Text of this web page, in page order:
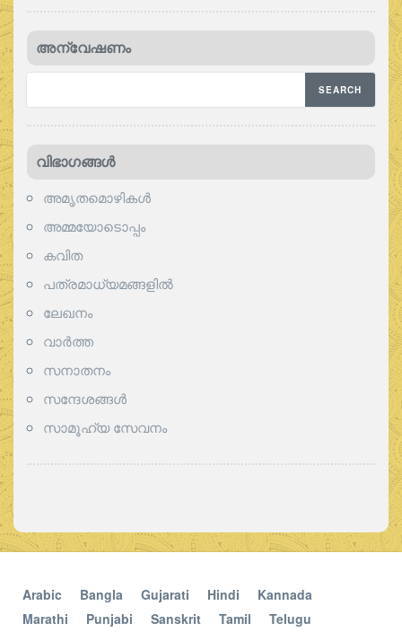
അന്വേഷണം
വിഭാഗങ്ങള്‍
അമൃതമൊഴികള്‍
അമ്മയോടൊപ്പം
കവിത
പത്രമാധ്യമങ്ങളില്‍
ലേഖനം
വാര്‍ത്ത
സനാതനം
സന്ദേശങ്ങൾ
സാമൂഹ്യ സേവനം
Arabic Bangla Gujarati Hindi
Kannada
Marathi
Punjabi Sanskrit Tamil Telugu